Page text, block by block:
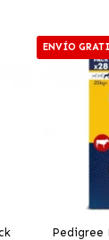
ENVÍO
Pedigree